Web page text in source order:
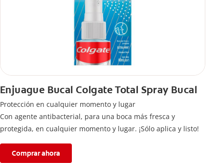
Enjuague Bucal Colgate Total Spray Bucal
Protección en cualquier momento y lugar
Con agente antibacterial, para una boca más fresca y
protegida, en cualquier momento y lugar. ¡Sólo aplica y listo!
Comprar ahora